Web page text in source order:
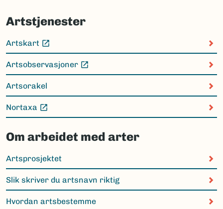
Artstjenester
Artskart
(Ekstern lenke)
Artsobservasjoner
(Ekstern lenke)
Artsorakel
Nortaxa
(Ekstern lenke)
Om arbeidet med arter
Artsprosjektet
Slik skriver du artsnavn riktig
Hvordan artsbestemme